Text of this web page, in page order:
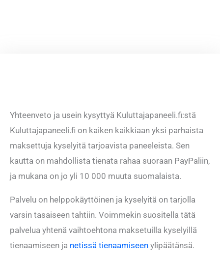
Yhteenveto ja usein kysyttyä Kuluttajapaneeli.fi:stä
Kuluttajapaneeli.fi on kaiken kaikkiaan yksi parhaista
maksettuja kyselyitä tarjoavista paneeleista. Sen
kautta on mahdollista tienata rahaa suoraan PayPaliin,
ja mukana on jo yli 10 000 muuta suomalaista.
Palvelu on helppokäyttöinen ja kyselyitä on tarjolla
varsin tasaiseen tahtiin. Voimmekin suositella tätä
palvelua yhtenä vaihtoehtona maksetuilla kyselyillä
tienaamiseen ja netissä tienaamiseen ylipäätänsä.